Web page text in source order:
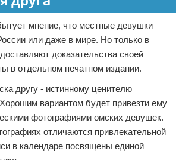
мнение, что местные девушки
или даже в мире. Но только в
доказательства своей
в отдельном печатном издании.
другу - истинному ценителю
вариантом будет привезти ему
фотографиями омских девушек.
отличаются привлекательной
в календаре посвящены единой